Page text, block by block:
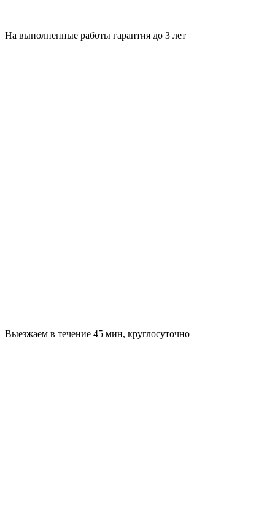
На выполненные работы гарантия до 3 лет
Выезжаем в течение 45 мин, круглосуточно